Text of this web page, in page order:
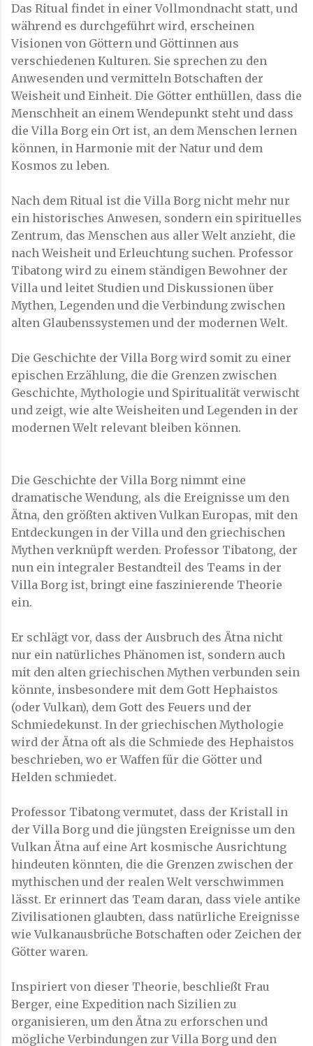
Das Ritual findet in einer Vollmondnacht statt, und
während es durchgeführt wird, erscheinen
Visionen von Göttern und Göttinnen aus
verschiedenen Kulturen. Sie sprechen zu den
Anwesenden und vermitteln Botschaften der
Weisheit und Einheit. Die Götter enthüllen, dass die
Menschheit an einem Wendepunkt steht und dass
die Villa Borg ein Ort ist, an dem Menschen lernen
können, in Harmonie mit der Natur und dem
Kosmos zu leben.
Nach dem Ritual ist die Villa Borg nicht mehr nur
ein historisches Anwesen, sondern ein spirituelles
Zentrum, das Menschen aus aller Welt anzieht, die
nach Weisheit und Erleuchtung suchen. Professor
Tibatong wird zu einem ständigen Bewohner der
Villa und leitet Studien und Diskussionen über
Mythen, Legenden und die Verbindung zwischen
alten Glaubenssystemen und der modernen Welt.
Die Geschichte der Villa Borg wird somit zu einer
epischen Erzählung, die die Grenzen zwischen
Geschichte, Mythologie und Spiritualität verwischt
und zeigt, wie alte Weisheiten und Legenden in der
modernen Welt relevant bleiben können.
Die Geschichte der Villa Borg nimmt eine
dramatische Wendung, als die Ereignisse um den
Ätna, den größten aktiven Vulkan Europas, mit den
Entdeckungen in der Villa und den griechischen
Mythen verknüpft werden. Professor Tibatong, der
nun ein integraler Bestandteil des Teams in der
Villa Borg ist, bringt eine faszinierende Theorie
ein.
Er schlägt vor, dass der Ausbruch des Ätna nicht
nur ein natürliches Phänomen ist, sondern auch
mit den alten griechischen Mythen verbunden sein
könnte, insbesondere mit dem Gott Hephaistos
(oder Vulkan), dem Gott des Feuers und der
Schmiedekunst. In der griechischen Mythologie
wird der Ätna oft als die Schmiede des Hephaistos
beschrieben, wo er Waffen für die Götter und
Helden schmiedet.
Professor Tibatong vermutet, dass der Kristall in
der Villa Borg und die jüngsten Ereignisse um den
Vulkan Ätna auf eine Art kosmische Ausrichtung
hindeuten könnten, die die Grenzen zwischen der
mythischen und der realen Welt verschwimmen
lässt. Er erinnert das Team daran, dass viele antike
Zivilisationen glaubten, dass natürliche Ereignisse
wie Vulkanausbrüche Botschaften oder Zeichen der
Götter waren.
Inspiriert von dieser Theorie, beschließt Frau
Berger, eine Expedition nach Sizilien zu
organisieren, um den Ätna zu erforschen und
mögliche Verbindungen zur Villa Borg und den